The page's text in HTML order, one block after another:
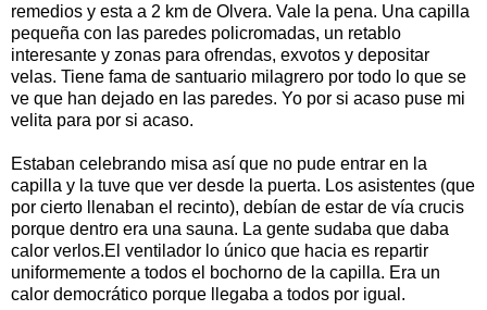
remedios y esta a 2 km de Olvera. Vale la pena. Una capilla
pequeña con las paredes policromadas, un retablo
interesante y zonas para ofrendas, exvotos y depositar
velas. Tiene fama de santuario milagrero por todo lo que se
ve que han dejado en las paredes. Yo por si acaso puse mi
velita para por si acaso.
Estaban celebrando misa así que no pude entrar en la
capilla y la tuve que ver desde la puerta. Los asistentes (que
por cierto llenaban el recinto), debían de estar de vía crucis
porque dentro era una sauna. La gente sudaba que daba
calor verlos.El ventilador lo único que hacia es repartir
uniformemente a todos el bochorno de la capilla. Era un
calor democrático porque llegaba a todos por igual.